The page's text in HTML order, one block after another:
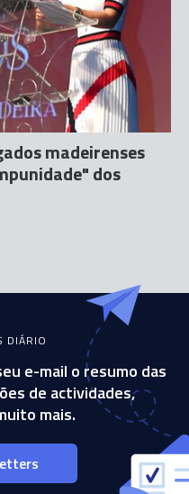
madeirenses
dos
DIÁRIO
e-mail o resumo das
de actividades,
mais.